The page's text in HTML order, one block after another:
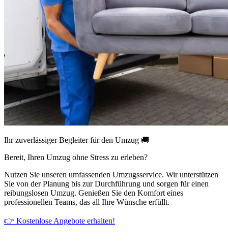
Ihr zuverlässiger Begleiter für den Umzug 🚚
Bereit, Ihren Umzug ohne Stress zu erleben?
Nutzen Sie unseren umfassenden Umzugsservice. Wir unterstützen
Sie von der Planung bis zur Durchführung und sorgen für einen
reibungslosen Umzug. Genießen Sie den Komfort eines
professionellen Teams, das all Ihre Wünsche erfüllt.
👉 Kostenlose Angebote erhalten!